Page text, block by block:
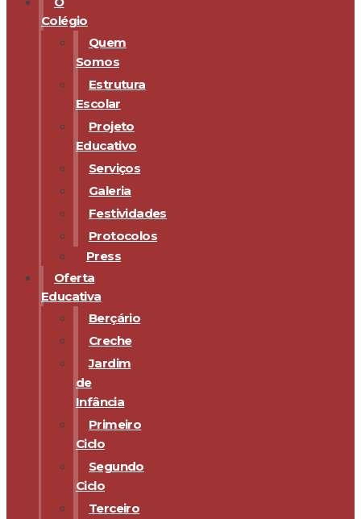
Colégio
Quem
Somos
Estrutura
Escolar
Projeto
Educativo
Serviços
Galeria
Festividades
Protocolos
Press
Oferta
Educativa
Berçário
Creche
Jardim
de
Infância
Primeiro
Ciclo
Segundo
Ciclo
Terceiro